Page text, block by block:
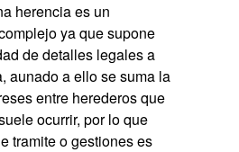
herencia es un
ya que supone
de detalles legales a
aunado a ello se suma la
entre herederos que
ocurrir, por lo que
tramite o gestiones es